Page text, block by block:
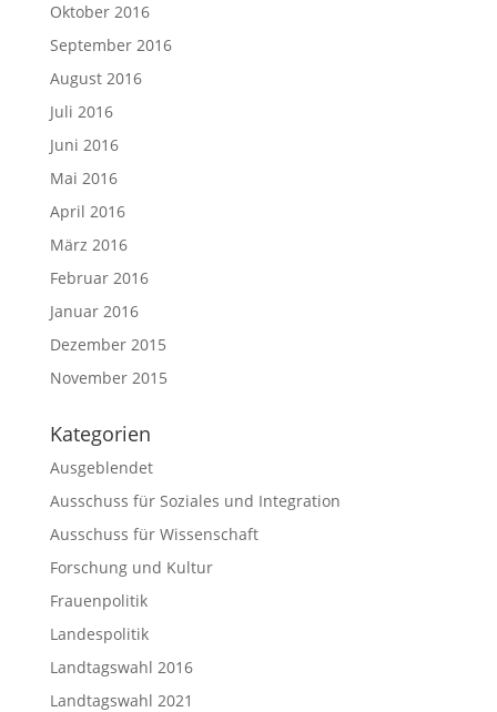
Oktober 2016
September 2016
August 2016
Juli 2016
Juni 2016
Mai 2016
April 2016
März 2016
Februar 2016
Januar 2016
Dezember 2015
November 2015
Kategorien
Ausgeblendet
Ausschuss für Soziales und Integration
Ausschuss für Wissenschaft
Forschung und Kultur
Frauenpolitik
Landespolitik
Landtagswahl 2016
Landtagswahl 2021